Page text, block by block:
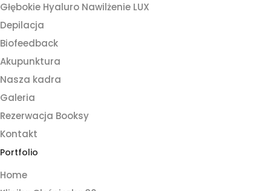
Głębokie Hyaluro Nawilżenie LUX
Depilacja
Biofeedback
Akupunktura
Nasza kadra
Galeria
Rezerwacja Booksy
Kontakt
Portfolio
Home